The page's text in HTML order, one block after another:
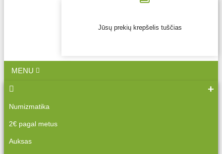
Jūsų prekių krepšelis tuščias
MENU
Numizmatika
2€ pagal metus
Auksas